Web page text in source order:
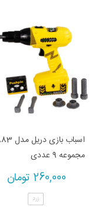
اسباب بازی
مجموعه 9 عددی
260,000 تومان
زرد